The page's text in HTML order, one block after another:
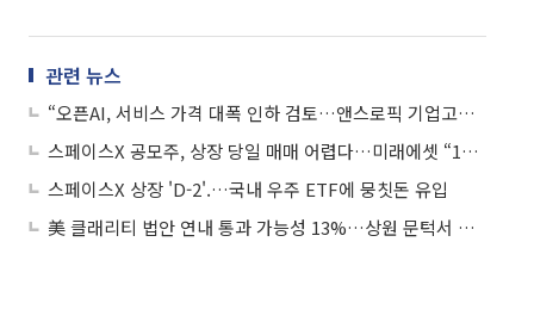
관련 뉴스
“오픈AI, 서비스 가격 대폭 인하 검토…앤스로픽 기업고객 공세 견제”
스페이스X 공모주, 상장 당일 매매 어렵다…미래에셋 “16일 이후 거래”
스페이스X 상장 'D-2'.…국내 우주 ETF에 뭉칫돈 유입
美 클래리티 법안 연내 통과 가능성 13%…상원 문턱서 제동